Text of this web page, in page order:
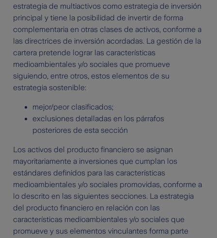
estrategia de multiactivos como estrategia de inversión
principal y tiene la posibilidad de invertir de forma
complementaria en otras clases de activos, conforme a
las directrices de inversión acordadas. La gestión de la
cartera pretende lograr las características
medioambientales y/o sociales que promueve
siguiendo, entre otros, estos elementos de su
estrategia sostenible:
mejor/peor clasificados;
exclusiones detalladas en los párrafos
posteriores de esta sección
Los activos del producto financiero se asignan
mayoritariamente a inversiones que cumplan los
estándares definidos para las características
medioambientales y/o sociales promovidas, conforme a
lo descrito en las siguientes secciones. La estrategia
del producto financiero en relación con las
características medioambientales y/o sociales que
promueve y sus elementos vinculantes forma parte